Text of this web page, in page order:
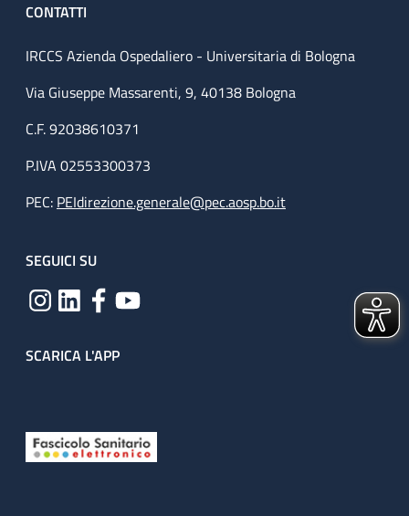
CONTATTI
IRCCS Azienda Ospedaliero - Universitaria di Bologna
Via Giuseppe Massarenti, 9, 40138 Bologna
C.F. 92038610371
P.IVA 02553300373
PEC: PEIdirezione.generale@pec.aosp.bo.it
SEGUICI SU
SCARICA L'APP